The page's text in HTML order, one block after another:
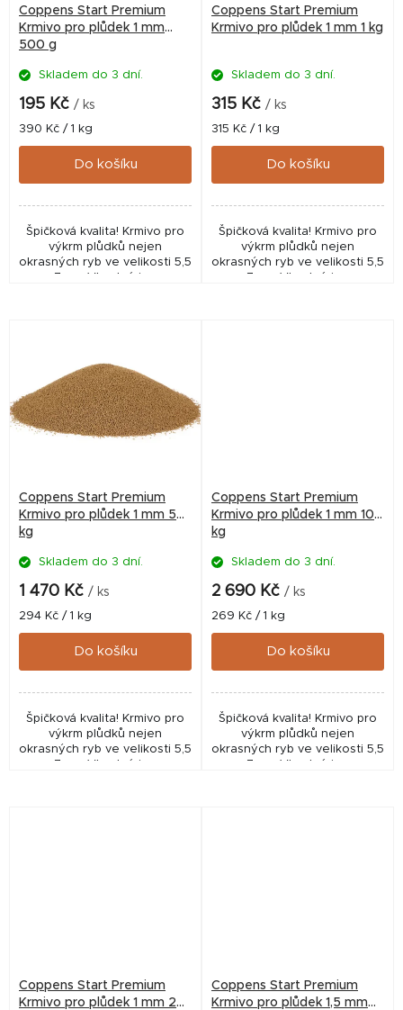
o
d
Coppens Start Premium
Krmivo pro plůdek 1 mm
500 g
Skladem do 3 dní.
195 Kč / ks
Měrná
cena:
390 Kč / 1 kg
Do košíku
Špičková kvalita! Krmivo pro
výkrm plůdků nejen
okrasných ryb ve velikosti 5,5
- 7 cm. Vhodné i pro
Coppens Start Premium
Krmivo pro plůdek 1 mm 1 kg
Skladem do 3 dní.
315 Kč / ks
Měrná
cena:
315 Kč / 1 kg
Do košíku
Špičková kvalita! Krmivo pro
výkrm plůdků nejen
okrasných ryb ve velikosti 5,5
- 7 cm. Vhodné i pro
Coppens Start Premium
Krmivo pro plůdek 1 mm 5
kg
Skladem do 3 dní.
1 470 Kč / ks
Měrná
cena:
294 Kč / 1 kg
Do košíku
Špičková kvalita! Krmivo pro
výkrm plůdků nejen
okrasných ryb ve velikosti 5,5
Coppens Start Premium
Krmivo pro plůdek 1 mm 10
kg
Skladem do 3 dní.
2 690 Kč / ks
Měrná
cena:
269 Kč / 1 kg
Do košíku
Špičková kvalita! Krmivo pro
výkrm plůdků nejen
okrasných ryb ve velikosti 5,5
Coppens Start Premium
Krmivo pro plůdek 1 mm 20
Coppens Start Premium
Krmivo pro plůdek 1,5 mm